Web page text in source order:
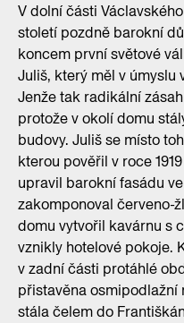
V dolní části
století pozdně barokní
koncem první světové
Juliš, který měl v úmyslu
Jenže tak radikální
protože v okolí domu
budovy. Juliš se místo
kterou pověřil v roce
upravil barokní fasádu
zakomponoval červeno-
domu vytvořil kavárnu s
vznikly hotelové pokoje.
v zadní části protáhlé
přistavěna
stála čelem do